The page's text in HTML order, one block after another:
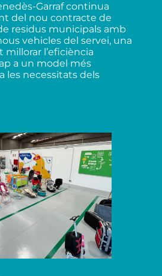
Garraf continua
del nou contracte de
residus municipals amb
vehicles del servei, una
l’eficiència
a un model més
les necessitats dels